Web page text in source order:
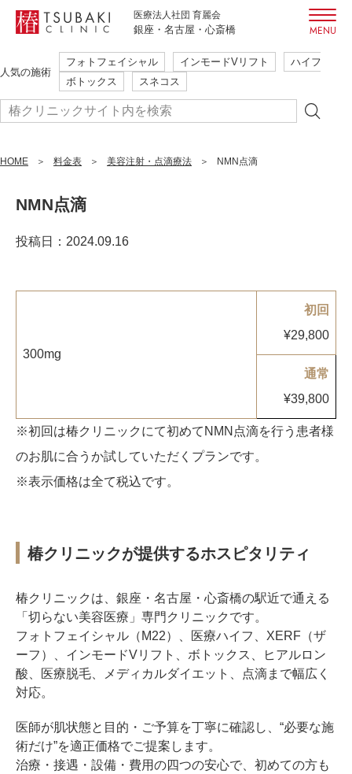
医療法人社団 育麗会
銀座・名古屋・心斎橋
人気の施術
フォトフェイシャル インモードVリフト
ハイフ
ボトックス
スネコス
初めての方も安心・安全
ご相談だけでも大歓迎
本当に必要な施術のみ提案
まずはご予約
簡単WEB予約
フォトフェイシャル
椿クリニックが選ばれる理由
各院のご紹介
美容医療コラム
HOME 料金表 美容注射・点滴療法 NMN点滴
NMN点滴
投稿日：2024.09.16
300mg
初回
¥29,800
通常
¥39,800
※初回は椿クリニックにて初めてNMN点滴を行う患者様
のお肌に合うか試していただくプランです。
※表示価格は全て税込です。
椿クリニックが提供するホスピタリティ
椿クリニックは、銀座・名古屋・心斎橋の駅近で通える
「切らない美容医療」専門クリニックです。
フォトフェイシャル（M22）、医療ハイフ、XERF（ザ
ーフ）、インモードVリフト、ボトックス、ヒアルロン
酸、医療脱毛、メディカルダイエット、点滴まで幅広く
対応。
医師が肌状態と目的・ご予算を丁寧に確認し、“必要な施
術だけ”を適正価格でご提案します。
治療・接遇・設備・費用の四つの安心で、初めての方も